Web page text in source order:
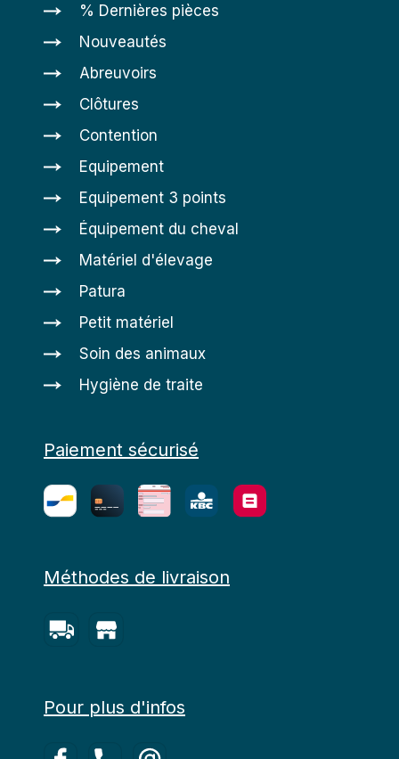
% Dernières pièces
Nouveautés
Abreuvoirs
Clôtures
Contention
Equipement
Equipement 3 points
Équipement du cheval
Matériel d'élevage
Patura
Petit matériel
Soin des animaux
Hygiène de traite
Paiement sécurisé
Méthodes de livraison
Pour plus d'infos